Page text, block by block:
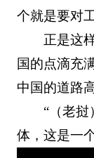
个就是要对
正是这
国的点滴充
中国的道路
“（老
体，这是一